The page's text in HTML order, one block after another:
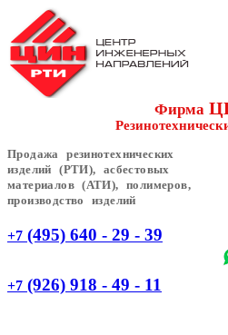
Фирма
Продажа резинотехнических
изделий (РТИ), асбестовых
материалов (АТИ), полимеров,
производство изделий
+7 (495) 640 - 29 - 39
+7 (926) 918 - 49 - 11